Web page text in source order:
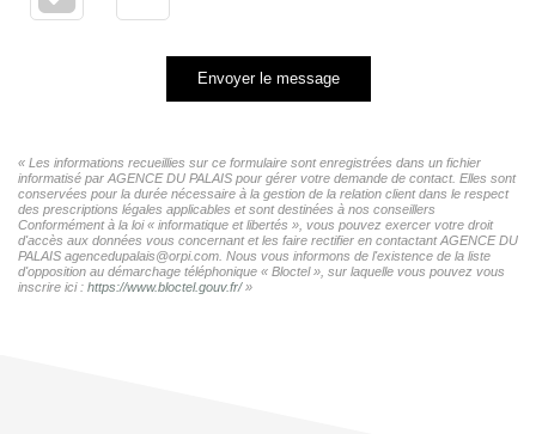
Envoyer le message
« Les informations recueillies sur ce formulaire sont enregistrées dans un fichier
informatisé par AGENCE DU PALAIS pour gérer votre demande de contact. Elles sont
conservées pour la durée nécessaire à la gestion de la relation client dans le respect
des prescriptions légales applicables et sont destinées à nos conseillers
Conformément à la loi « informatique et libertés », vous pouvez exercer votre droit
d'accès aux données vous concernant et les faire rectifier en contactant AGENCE DU
PALAIS agencedupalais@orpi.com. Nous vous informons de l'existence de la liste
d'opposition au démarchage téléphonique « Bloctel », sur laquelle vous pouvez vous
inscrire ici : https://www.bloctel.gouv.fr/»